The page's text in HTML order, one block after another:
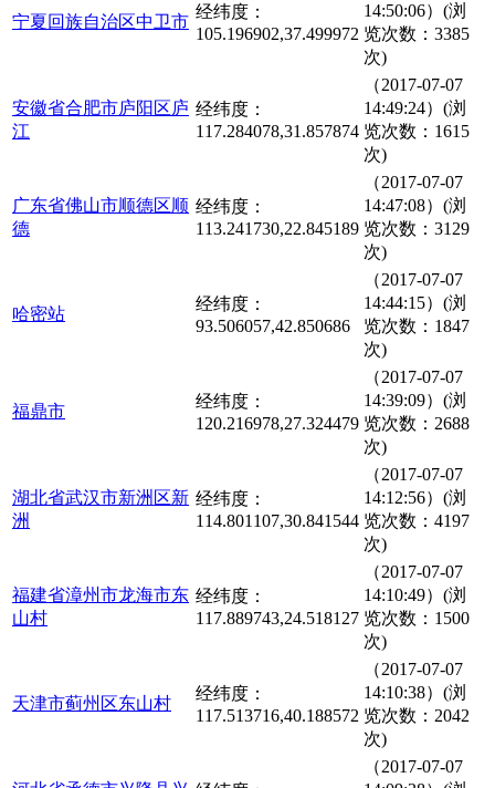
宁夏回族自治区中卫市
经纬度：
105.196902,37.499972
14:50:06）(浏
览次数：3385
次)
安徽省合肥市庐阳区庐
江
经纬度：
117.284078,31.857874
（2017-07-07
14:49:24）(浏
览次数：1615
次)
广东省佛山市顺德区顺
德
经纬度：
113.241730,22.845189
（2017-07-07
14:47:08）(浏
览次数：3129
次)
哈密站
经纬度：
93.506057,42.850686
（2017-07-07
14:44:15）(浏
览次数：1847
次)
福鼎市
经纬度：
120.216978,27.324479
（2017-07-07
14:39:09）(浏
览次数：2688
次)
湖北省武汉市新洲区新
洲
经纬度：
114.801107,30.841544
（2017-07-07
14:12:56）(浏
览次数：4197
次)
福建省漳州市龙海市东
山村
经纬度：
117.889743,24.518127
（2017-07-07
14:10:49）(浏
览次数：1500
次)
天津市蓟州区东山村
经纬度：
117.513716,40.188572
（2017-07-07
14:10:38）(浏
览次数：2042
次)
（2017-07-07